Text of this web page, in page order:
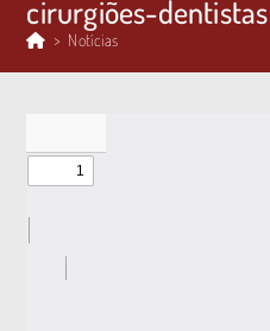
cirurgiões-dentistas
> Notícias